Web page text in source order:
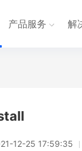
产品服务 解
12-25 17:59:35